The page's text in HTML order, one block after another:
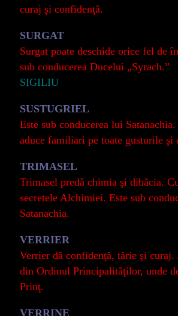
curaj şi confidenţă.
SURGAT
Surgat poate deschide orice fel de
sub conducerea Ducelui „Syrach.”
SIGILIU
SUSTUGRIEL
Este sub conducerea lui
aduce familiari pe toate gusturile şi
TRIMASEL
Trimasel predă chimia şi dibăcia.
secretele Alchimiei. Este sub
Satanachia.
VERRIER
Verrier dă confidenţă, tărie şi curaj.
din Ordinul Principalităţilor, unde
Prinţ.
VERRINE